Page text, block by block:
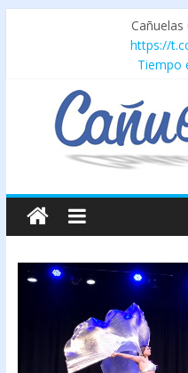
https://
Tiempo